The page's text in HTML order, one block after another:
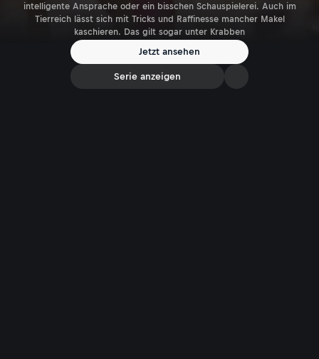
intelligente Ansprache oder ein bisschen Schauspielerei. Auch im
Tierreich lässt sich mit Tricks und Raffinesse mancher Makel
kaschieren. Das gilt sogar unter Krabben
Jetzt ansehen
Serie anzeigen